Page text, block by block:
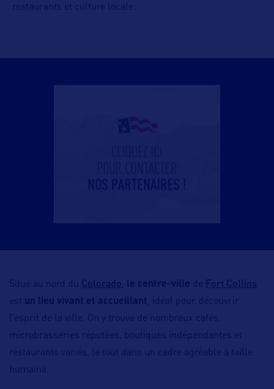
restaurants et culture locale.
Situé au nord du Colorado le centre-ville de Fort Collins
est un lieu vivant et accueillant
, idéal pour découvrir
l’esprit de la ville. On y trouve de nombreux cafés,
microbrasseries réputées, boutiques indépendantes et
restaurants variés, le tout dans un cadre agréable à taille
humaine.